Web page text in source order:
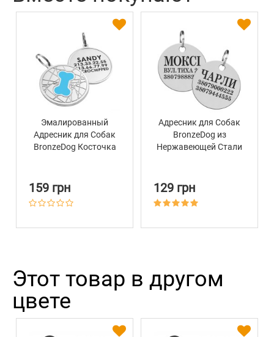
Эмалированный
Адресник для Собак
BronzeDog Косточка
159 грн
Адресник для Собак
BronzeDog из
Нержавеющей Стали
129 грн
Этот товар в другом
цвете